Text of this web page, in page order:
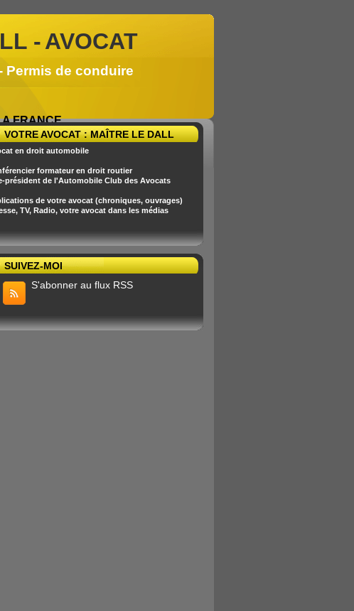
-AVOCAT
Permis de conduire
FRANCE
VOTRE AVOCAT : MAÎTRE LE DALL
en droit automobile
formateur en droit routier
président de l'Automobile Club des Avocats
de votre avocat (chroniques, ouvrages)
TV, Radio, votre avocat dans les médias
SUIVEZ-MOI
S'abonner au flux RSS